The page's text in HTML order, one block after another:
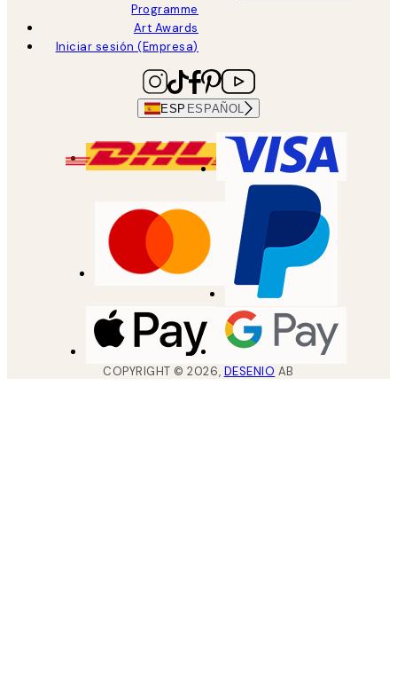
Programme
Art Awards
Iniciar sesión (Empresa)
ESP ESPAÑOL
COPYRIGHT ©2026, DESENIO AB